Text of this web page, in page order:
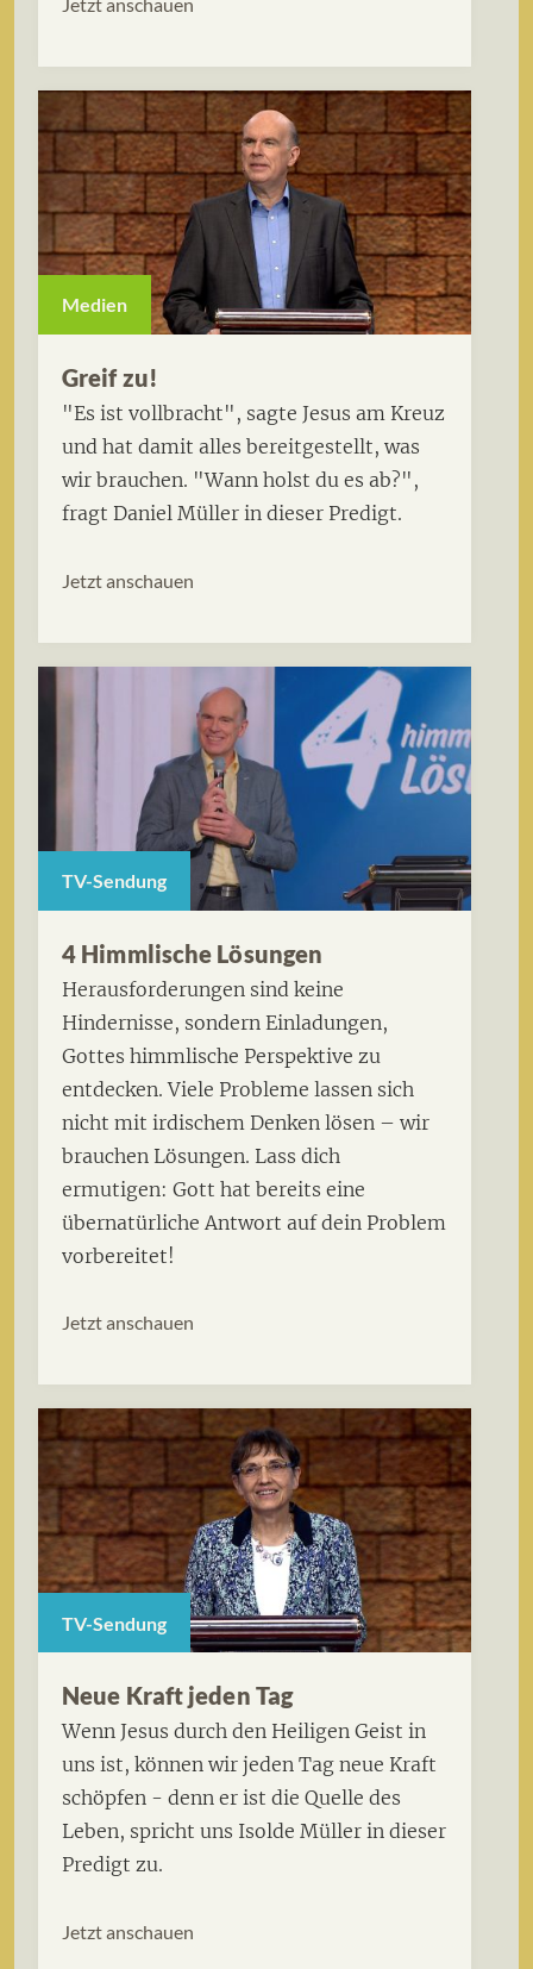
Medien
Greif zu!
"Es ist vollbracht", sagte Jesus am Kreuz
und hat damit alles bereitgestellt, was
wir brauchen. "Wann holst du es ab?",
fragt Daniel Müller in dieser Predigt.
Jetzt anschauen
TV-Sendung
4 Himmlische Lösungen
Herausforderungen sind keine
Hindernisse, sondern Einladungen,
Gottes himmlische Perspektive zu
entdecken. Viele Probleme lassen sich
nicht mit irdischem Denken lösen – wir
brauchen Lösungen. Lass dich
ermutigen: Gott hat bereits eine
übernatürliche Antwort auf dein Problem
vorbereitet!
Jetzt anschauen
TV-Sendung
Neue Kraft jeden Tag
Wenn Jesus durch den Heiligen Geist in
uns ist, können wir jeden Tag neue Kraft
schöpfen - denn er ist die Quelle des
Leben, spricht uns Isolde Müller in dieser
Predigt zu.
Jetzt anschauen